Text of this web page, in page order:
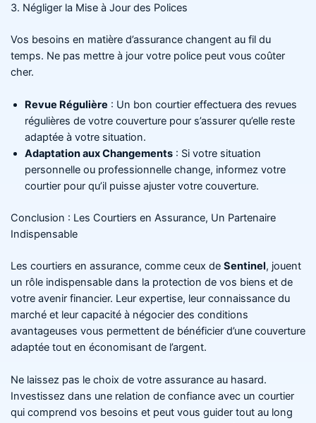
3. Négliger la Mise à Jour des Polices
Vos besoins en matière d’assurance changent au fil du
temps. Ne pas mettre à jour votre police peut vous coûter
cher.
Revue Régulière : Un bon courtier effectuera des revues
régulières de votre couverture pour s’assurer qu’elle reste
adaptée à votre situation.
Adaptation aux Changements : Si votre situation
personnelle ou professionnelle change, informez votre
courtier pour qu’il puisse ajuster votre couverture.
Conclusion : Les Courtiers en Assurance, Un Partenaire
Indispensable
Les courtiers en assurance, comme ceux de Sentinel, jouent
un rôle indispensable dans la protection de vos biens et de
votre avenir financier. Leur expertise, leur connaissance du
marché et leur capacité à négocier des conditions
avantageuses vous permettent de bénéficier d’une couverture
adaptée tout en économisant de l’argent.
Ne laissez pas le choix de votre assurance au hasard.
Investissez dans une relation de confiance avec un courtier
qui comprend vos besoins et peut vous guider tout au long